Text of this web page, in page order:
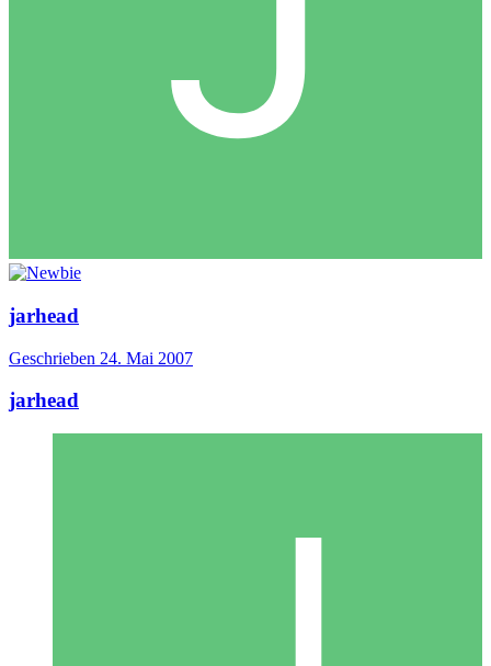
jarhead
Geschrieben 24. Mai 2007
jarhead